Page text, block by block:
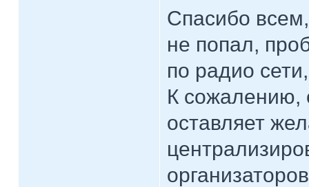
Спасибо
не попал,
по радио
К сожалению,
оставляет